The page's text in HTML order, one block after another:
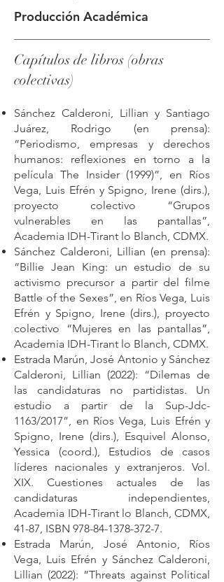
Producción Académica
Capítulos de libros (obras
colectivas)
Sánchez Calderoni, Lillian y Santiago
Juárez, Rodrigo (en prensa):
“Periodismo, empresas y derechos
humanos: reflexiones en torno a la
película The Insider (1999)”, en Ríos
Vega, Luis Efrén y Spigno, Irene (dirs.),
proyecto colectivo “Grupos
vulnerables en las pantallas”,
Academia IDH-Tirant lo Blanch, CDMX.
Sánchez Calderoni, Lillian (en prensa):
“Billie Jean King: un estudio de su
activismo precursor a partir del filme
Battle of the Sexes”, en Ríos Vega, Luis
Efrén y Spigno, Irene (dirs.), proyecto
colectivo “Mujeres en las pantallas”,
Academia IDH-Tirant lo Blanch, CDMX.
Estrada Marún, José Antonio y Sánchez
Calderoni, Lillian (2022): “Dilemas de
las candidaturas no partidistas. Un
estudio a partir de la Sup-Jdc-
1163/2017”, en Ríos Vega, Luis Efrén y
Spigno, Irene (dirs.), Esquivel Alonso,
Yessica (coord.), Estudios de casos
líderes nacionales y extranjeros. Vol.
XIX. Cuestiones actuales de las
candidaturas independientes,
Academia IDH-Tirant lo Blanch, CDMX,
41-87, ISBN 978-84-1378-372-7.
Estrada Marún, José Antonio, Ríos
Vega, Luis Efrén y Sánchez Calderoni,
Lillian (2022): “Threats against Political